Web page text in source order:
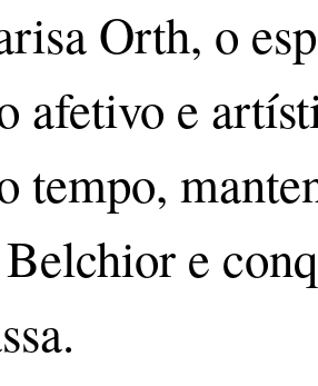
Orth, o
afetivo e
tempo,
e